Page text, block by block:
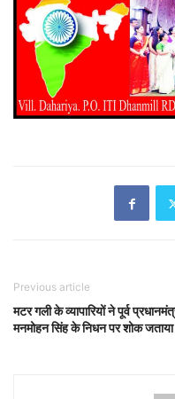
Previous article
मटर गली के व्यापारियों ने पूर्व
मनमोहन सिंह के निधन पर शोक जताया